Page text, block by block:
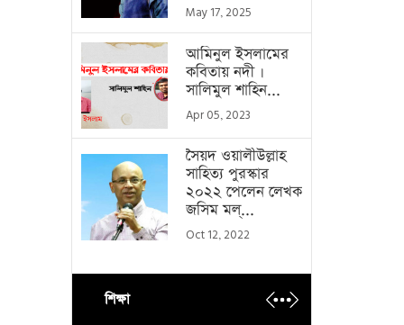
May 17, 2025
আমিনুল ইসলামের
কবিতায় নদী ।
সালিমুল শাহিন...
Apr 05, 2023
সৈয়দ ওয়ালীউল্লাহ
সাহিত্য পুরস্কার
২০২২ পেলেন লেখক
জসিম মল্...
Oct 12, 2022
শিক্ষা